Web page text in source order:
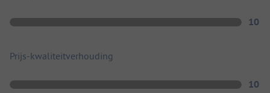
10
Prijs-kwaliteitverhouding
10